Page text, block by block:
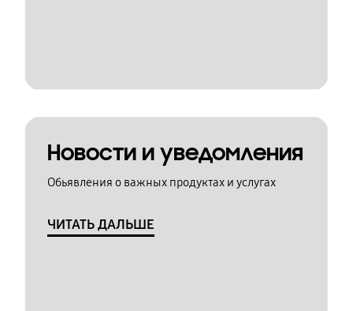
Новости и уведомления
Обьявления о важных продуктах и услугах
ЧИТАТЬ ДАЛЬШЕ